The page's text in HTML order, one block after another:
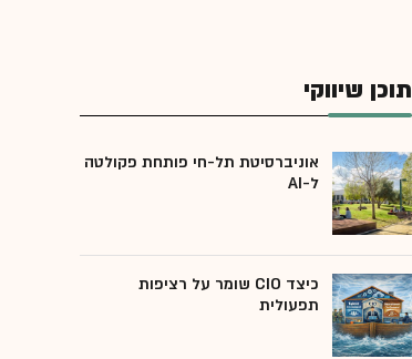
תוכן שיווקי
אוניברסיטת תל-חי פותחת פקולטה
ל-AI
כיצד CIO שומר על רציפות
תפעולית